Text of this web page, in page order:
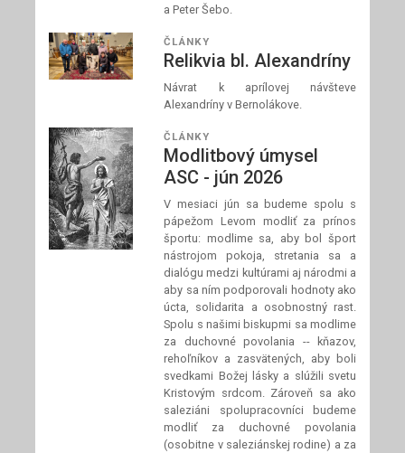
a Peter Šebo.
ČLÁNKY
Relikvia bl. Alexandríny
Návrat k aprílovej návšteve
Alexandríny v Bernolákove.
ČLÁNKY
Modlitbový úmysel
ASC - jún 2026
V mesiaci jún sa budeme spolu s
pápežom Levom modliť za prínos
športu: modlime sa, aby bol šport
nástrojom pokoja, stretania sa a
dialógu medzi kultúrami aj národmi a
aby sa ním podporovali hodnoty ako
úcta, solidarita a osobnostný rast.
Spolu s našimi biskupmi sa modlime
za duchovné povolania -- kňazov,
rehoľníkov a zasvätených, aby boli
svedkami Božej lásky a slúžili svetu
Kristovým srdcom. Zároveň sa ako
saleziáni spolupracovníci budeme
modliť za duchovné povolania
(osobitne v saleziánskej rodine) a za